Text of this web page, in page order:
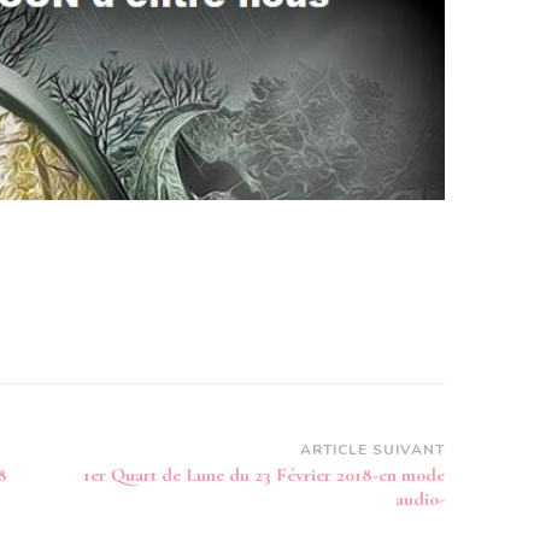
ARTICLE SUIVANT
1er Quart de Lune du 23 Février 2018-en mode
audio-